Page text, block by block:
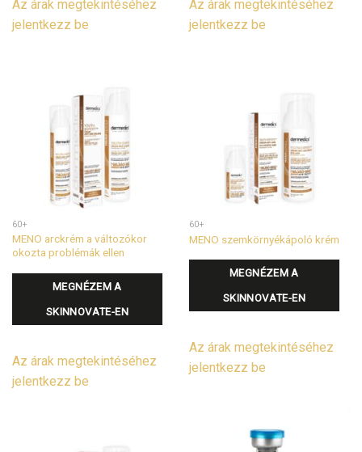
Az árak megtekintéséhez
jelentkezz be
Az árak megtekintéséhez
jelentkezz be
60+
MENO arckrém a változókor
okozta problémák ellen
MEGNÉZEM A
SKINNOVATE-EN
Az árak megtekintéséhez
jelentkezz be
60+
MENO szemkörnyékápoló krém
MEGNÉZEM A
SKINNOVATE-EN
Az árak megtekintéséhez
jelentkezz be